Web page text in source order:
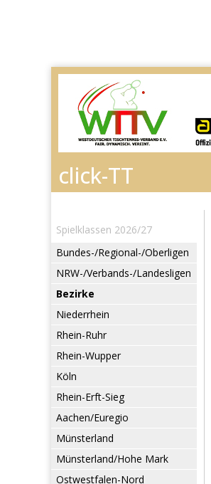
Spielklassen 2026/27
Bundes-/Regional-/Oberligen
NRW-/Verbands-/Landesligen
Bezirke
Niederrhein
Rhein-Ruhr
Rhein-Wupper
Köln
Rhein-Erft-Sieg
Aachen/Euregio
Münsterland
Münsterland/Hohe Mark
Ostwestfalen-Nord